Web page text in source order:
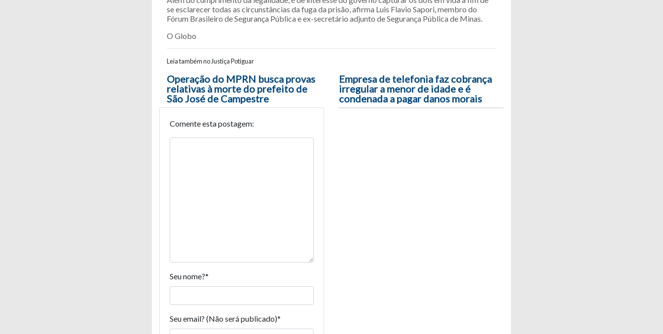
se esclarecer todas as circunstâncias da fuga da prisão, afirma Luis Flavio Sapori, membro do
Fórum Brasileiro de Segurança Pública e ex-secretário adjunto de Segurança Pública de Minas.
O Globo
Leia também no Justiça Potiguar
Navegação entre posts
Operação do MPRN busca provas
relativas à morte do prefeito de
São José de Campestre
Empresa de telefonia faz cobrança
irregular a menor de idade e é
condenada a pagar danos morais
Comente esta postagem:
Seu nome?*
Seu email? (Não será publicado)*